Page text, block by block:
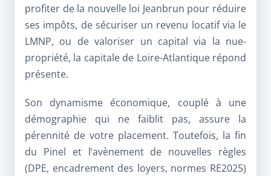
profiter de la nouvelle loi Jeanbrun pour réduire
ses impôts, de sécuriser un revenu locatif via le
LMNP, ou de valoriser un capital via la nue-
propriété, la capitale de Loire-Atlantique répond
présente.
Son dynamisme économique, couplé à une
démographie qui ne faiblit pas, assure la
pérennité de votre placement. Toutefois, la fin
du Pinel et l’avènement de nouvelles règles
(DPE, encadrement des loyers, normes RE2025)